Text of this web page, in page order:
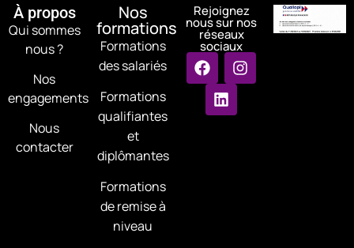
À propos
Qui sommes
nous ?
Nos
engagements
Nous
contacter
Nos
formations
Formations
des salariés
Formations
qualifiantes
et
diplômantes
Formations
de remise à
niveau
Rejoignez
nous sur nos
réseaux
sociaux